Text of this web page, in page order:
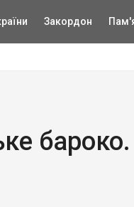
Закордон
бароко.